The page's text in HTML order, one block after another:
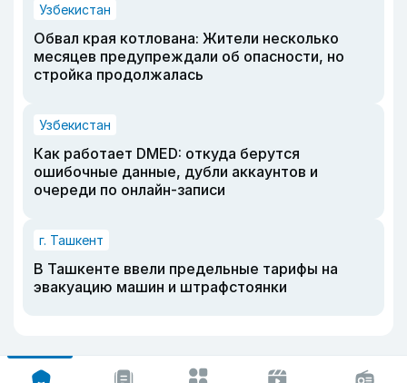
Узбекистан
Обвал края котлована: Жители несколько
месяцев предупреждали об опасности, но
стройка продолжалась
Узбекистан
Как работает DMED: откуда берутся
ошибочные данные, дубли аккаунтов и
очереди по онлайн-записи
г. Ташкент
В Ташкенте ввели предельные тарифы на
эвакуацию машин и штрафстоянки